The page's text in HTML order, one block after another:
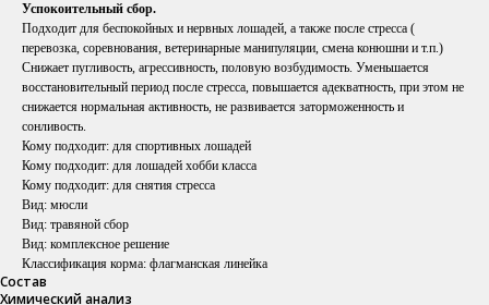
Успокоительный сбор.
Подходит для беспокойных и нервных лошадей, а также после стресса (
перевозка, соревнования, ветеринарные манипуляции, смена конюшни и т.п.)
Снижает пугливость, агрессивность, половую возбудимость. Уменьшается
восстановительный период после стресса, повышается адекватность, при этом не
снижается нормальная активность, не развивается заторможенность и
сонливость.
Кому подходит: для спортивных лошадей
Кому подходит: для лошадей хобби класса
Кому подходит: для снятия стресса
Вид: мюсли
Вид: травяной сбор
Вид: комплексное решение
Классификация корма: флагманская линейка
Состав
Химический анализ